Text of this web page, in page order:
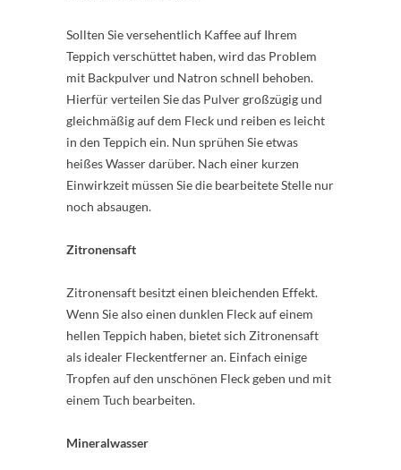
Sollten Sie versehentlich Kaffee auf Ihrem
Teppich verschüttet haben, wird das Problem
mit Backpulver und Natron schnell behoben.
Hierfür verteilen Sie das Pulver großzügig und
gleichmäßig auf dem Fleck und reiben es leicht
in den Teppich ein. Nun sprühen Sie etwas
heißes Wasser darüber. Nach einer kurzen
Einwirkzeit müssen Sie die bearbeitete Stelle nur
noch absaugen.
Zitronensaft
Zitronensaft besitzt einen bleichenden Effekt.
Wenn Sie also einen dunklen Fleck auf einem
hellen Teppich haben, bietet sich Zitronensaft
als idealer Fleckentferner an. Einfach einige
Tropfen auf den unschönen Fleck geben und mit
einem Tuch bearbeiten.
Mineralwasser